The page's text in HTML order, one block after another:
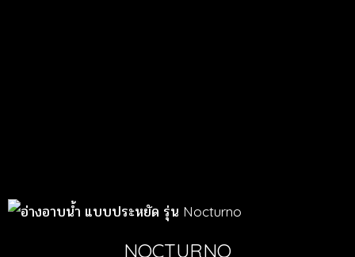
NOCTURNO